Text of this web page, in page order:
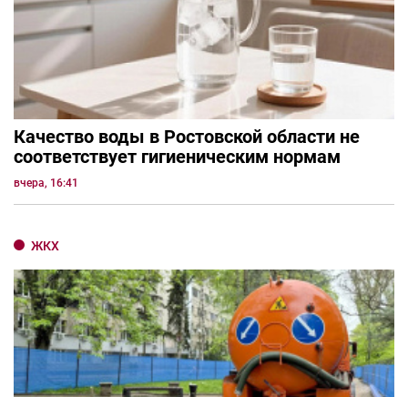
Качество воды в Ростовской области не
соответствует гигиеническим нормам
вчера, 16:41
ЖКХ